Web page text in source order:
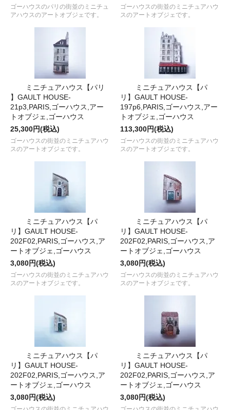
ゴーハウスのパリの街並のミニチュ
アハウスのアートオブジェです。
ゴーハウスの街並のミニチュアハウ
スのアートオブジェです。
ミニチュアハウス【パリ
】GAULT HOUSE-
21p3,PARIS,ゴーハウス,アー
トオブジェ,ゴーハウス
25,300円(税込)
ゴーハウスの街並のミニチュアハウ
スのアートオブジェです。
ミニチュアハウス【パ
リ】GAULT HOUSE-
197p6,PARIS,ゴーハウス,アー
トオブジェ,ゴーハウス
113,300円(税込)
ゴーハウスの街並のミニチュアハウ
スのアートオブジェです。
ミニチュアハウス【パ
リ】GAULT HOUSE-
202F02,PARIS,ゴーハウス,ア
ートオブジェ,ゴーハウス
3,080円(税込)
ゴーハウスの街並のミニチュアハウ
スのアートオブジェです。
ミニチュアハウス【パ
リ】GAULT HOUSE-
202F02,PARIS,ゴーハウス,ア
ートオブジェ,ゴーハウス
3,080円(税込)
ゴーハウスの街並のミニチュアハウ
スのアートオブジェです。
ミニチュアハウス【パ
リ】GAULT HOUSE-
202F02,PARIS,ゴーハウス,ア
ートオブジェ,ゴーハウス
3,080円(税込)
ミニチュアハウス【パ
リ】GAULT HOUSE-
202F02,PARIS,ゴーハウス,ア
ートオブジェ,ゴーハウス
3,080円(税込)